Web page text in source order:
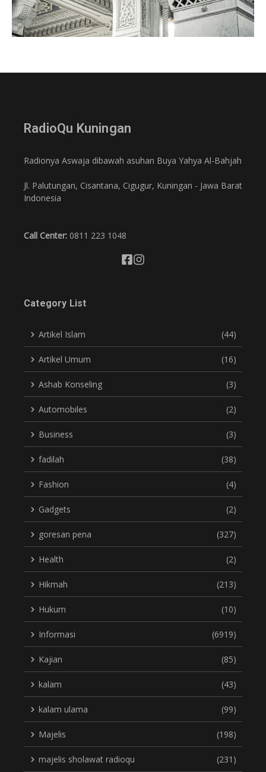
RadioQu Kuningan
Radionya Aswaja dibawah asuhan Buya Yahya Al-Bahjah
Jl. Palutungan, Cisantana, Cigugur, Kuningan - Jawa Barat
Indonesia
Call Center: 0811 223 1048
Category List
Artikel Islam (44)
Artikel Umum (16)
Ashab Konseling (3)
Automobiles (2)
Business (3)
fadilah (38)
Fashion (4)
Gadgets (2)
goresan pena (327)
Health (2)
Hikmah (213)
Hukum (10)
Informasi (6919)
Kajian (85)
kalam (43)
kalam ulama (99)
Majelis (198)
majelis sholawat radioqu (231)